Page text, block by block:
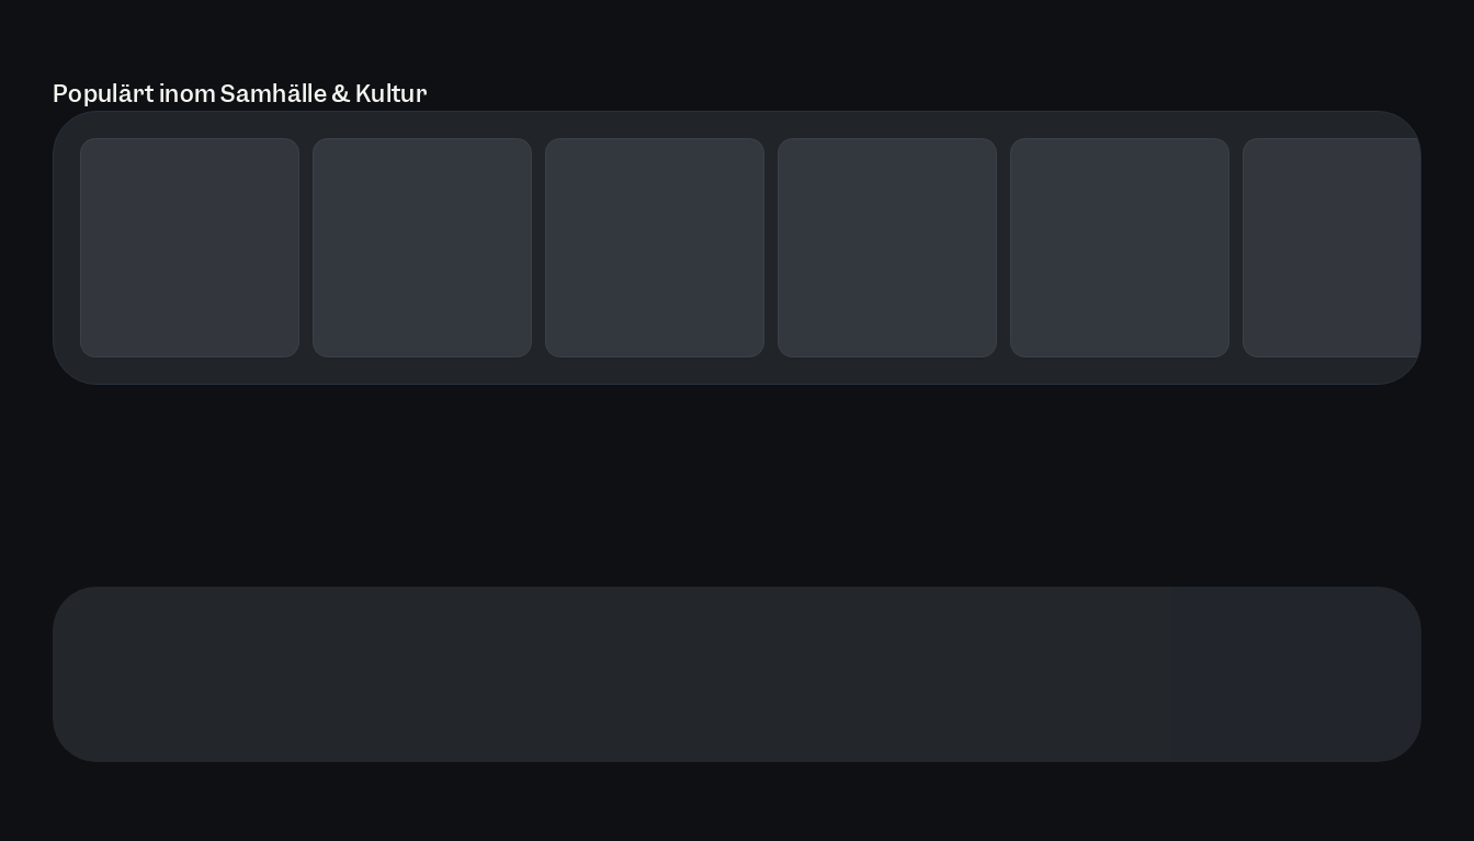
Populärt inom Samhälle & Kultur